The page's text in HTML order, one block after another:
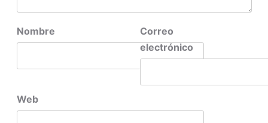
Nombre
Correo
electrónico
Web